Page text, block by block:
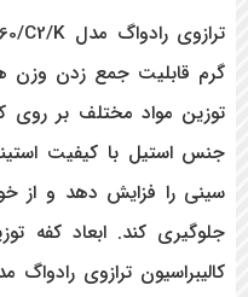
گرم قابلیت جمع زدن وزن
توزین مواد مختلف بر روی
جنس استیل با کیفیت
سینی را فزایش دهد و از